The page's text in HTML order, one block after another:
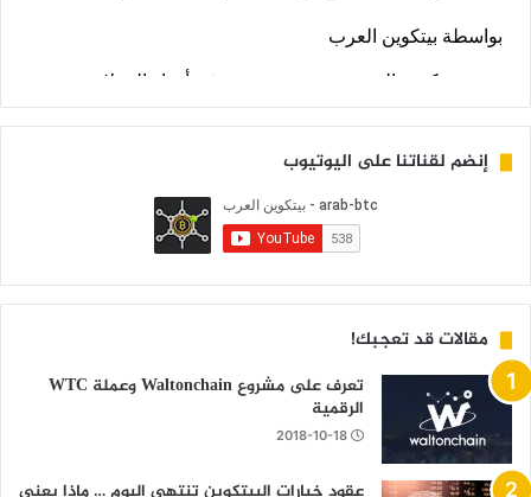
إنضم لقناتنا على اليوتيوب
مقالات قد تعجبك!
تعرف على مشروع Waltonchain وعملة WTC
الرقمية
2018-10-18